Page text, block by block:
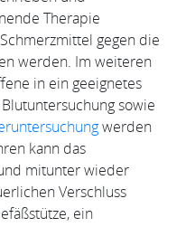
Therapie
gegen die
werden. Im weiteren
in ein geeignetes
sowie
werden
kann das
mitunter wieder
Verschluss
ein